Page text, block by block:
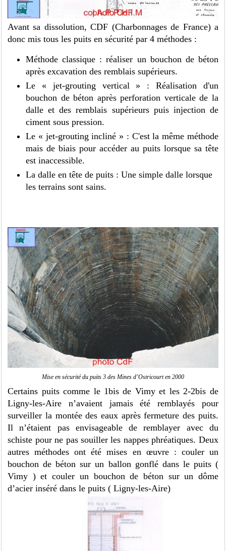
Avant sa dissolution, CDF (Charbonnages de France) a
donc mis tous les puits en sécurité par 4 méthodes :
Méthode classique : réaliser un bouchon de béton
après excavation des remblais supérieurs.
Le « jet-grouting vertical » : Réalisation d'un
bouchon de béton après perforation verticale de la
dalle et des remblais supérieurs puis injection de
ciment sous pression.
Le « jet-grouting incliné » : C'est la même méthode
mais de biais pour accéder au puits lorsque sa tête
est inaccessible.
La dalle en tête de puits : Une simple dalle lorsque
les terrains sont sains.
Mise en sécurité du puits 3 des Mines d’Ostricourt en 2000
Certains puits comme le 1bis de Vimy et les 2-2bis de
Ligny-les-Aire n’avaient jamais été remblayés pour
surveiller la montée des eaux après fermeture des puits.
Il n’étaient pas envisageable de remblayer avec du
schiste pour ne pas souiller les nappes phréatiques. Deux
autres méthodes ont été mises en œuvre : couler un
bouchon de béton sur un ballon gonflé dans le puits (
Vimy ) et couler un bouchon de béton sur un dôme
d’acier inséré dans le puits ( Ligny-les-Aire)